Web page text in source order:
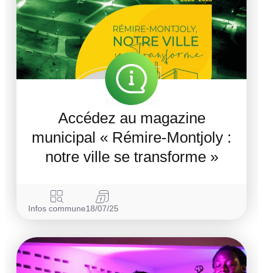
Accédez au magazine
municipal « Rémire-Montjoly :
notre ville se transforme »
Infos commune18/07/25